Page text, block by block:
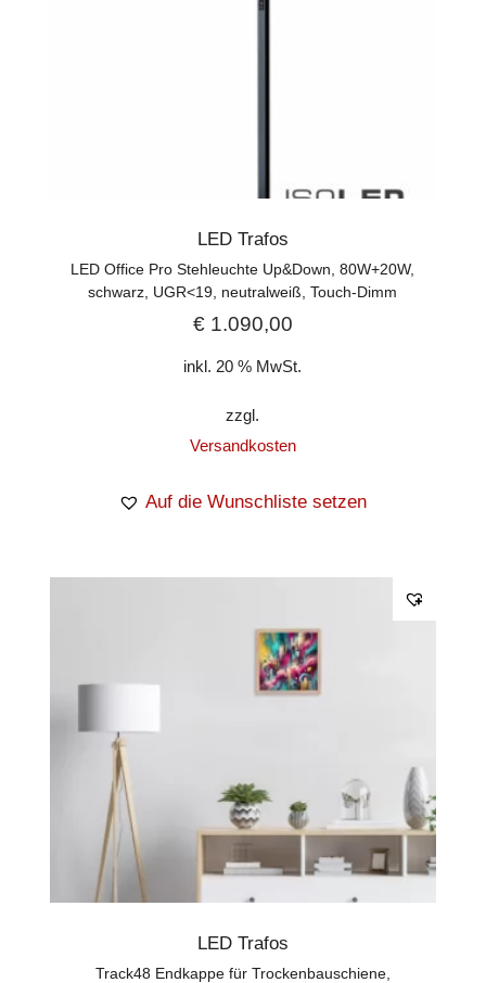
LED Trafos
LED Office Pro Stehleuchte Up&Down, 80W+20W,
schwarz, UGR<19, neutralweiß, Touch-Dimm
€1.090,00
inkl. 20 % MwSt.
zzgl.
Versandkosten
Auf die Wunschliste setzen
LED Trafos
Track48 Endkappe für Trockenbauschiene,